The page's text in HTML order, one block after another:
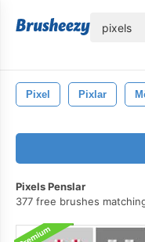
Pixel Pixlar
Pixels Penslar
377 free brushes